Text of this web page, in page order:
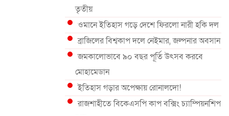
তৃতীয়
ওমানে ইতিহাস গড়ে দেশে ফিরলো নারী হকি দল
ব্রাজিলের বিশ্বকাপ দলে নেইমার, জল্পনার অবসান
জমকালোভাবে ৯০ বছর পূর্তি উৎসব করবে
মোহামেডান
ইতিহাস গড়ার অপেক্ষায় রোনালদো!
রাজশাহীতে বিকেএসপি কাপ বক্সিং চ্যাম্পিয়নশিপ